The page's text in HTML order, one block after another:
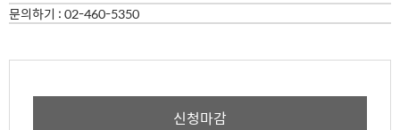
문의하기 :02-460-5350
신청마감